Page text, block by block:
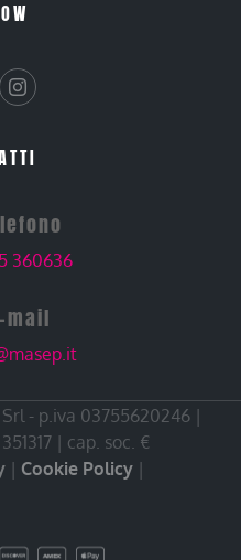
360636
mail
- p.iva 03755620246 |
| cap. soc. €
| Cookie Policy |